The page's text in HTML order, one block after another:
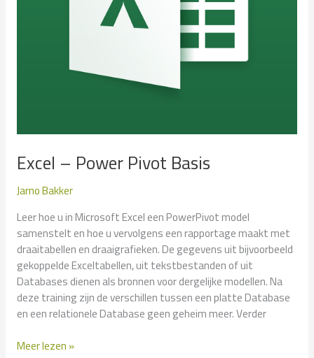
Excel – Power Pivot Basis
Jarno Bakker
Leer hoe u in Microsoft Excel een PowerPivot model
samenstelt en hoe u vervolgens een rapportage maakt met
draaitabellen en draaigrafieken. De gegevens uit bijvoorbeeld
gekoppelde Exceltabellen, uit tekstbestanden of uit
Databases dienen als bronnen voor dergelijke modellen. Na
deze training zijn de verschillen tussen een platte Database
en een relationele Database geen geheim meer. Verder
Excel
Meer lezen »